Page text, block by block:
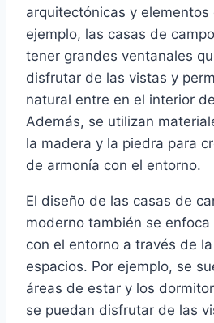
arquitectónicas y elementos
ejemplo, las casas de
tener grandes ventanales
disfrutar de las vistas y
natural entre en el interior
Además, se utilizan
la madera y la piedra para
de armonía con el entorno.
El diseño de las casas de
moderno también se
con el entorno a través de
espacios. Por ejemplo, se
áreas de estar y los
se puedan disfrutar de las